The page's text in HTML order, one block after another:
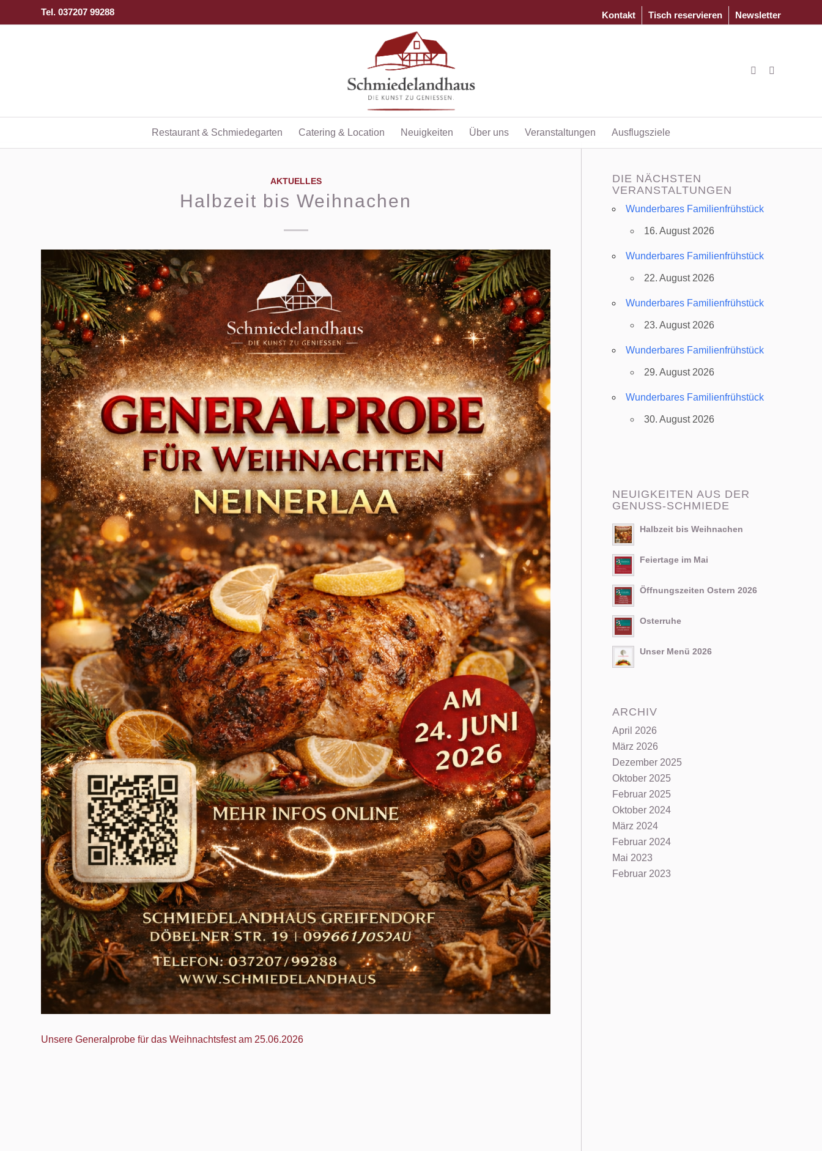
Kontakt Tisch reservieren Newsletter
Tel. 037207 99288
Restaurant & Schmiedegarten Catering & Location Neuigkeiten Über uns Veranstaltungen Ausflugsziele
AKTUELLES
Halbzeit bis Weihnachen
Unsere Generalprobe für das Weihnachtsfest am 25.06.2026
DIE NÄCHSTEN
VERANSTALTUNGEN
Wunderbares Familienfrühstück
16. August 2026
Wunderbares Familienfrühstück
22. August 2026
Wunderbares Familienfrühstück
23. August 2026
Wunderbares Familienfrühstück
29. August 2026
Wunderbares Familienfrühstück
30. August 2026
NEUIGKEITEN AUS DER
GENUSS-SCHMIEDE
Halbzeit bis Weihnachen
Feiertage im Mai
Öffnungszeiten Ostern 2026
Osterruhe
Unser Menü 2026
ARCHIV
April 2026
März 2026
Dezember 2025
Oktober 2025
Februar 2025
Oktober 2024
März 2024
Februar 2024
Mai 2023
Februar 2023